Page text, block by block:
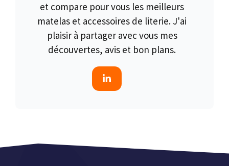
et compare pour vous les meilleurs
matelas et accessoires de literie. J'ai
plaisir à partager avec vous mes
découvertes, avis et bon plans.